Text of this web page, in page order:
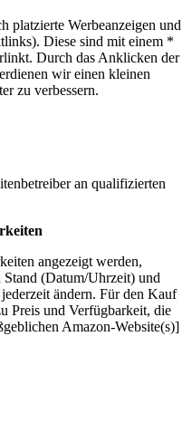
platzierte Werbeanzeigen und
Diese sind mit einem *
Durch das Anklicken der
wir einen kleinen
zu verbessern.
an qualifizierten
angezeigt werden,
Stand (Datum/Uhrzeit) und
ändern. Für den Kauf
Preis und Verfügbarkeit, die
Amazon-Website(s)]